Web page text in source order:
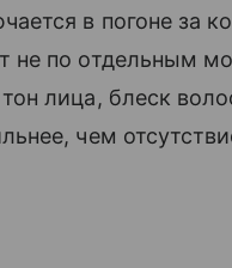
в погоне за
не по отдельным
лица, блеск
чем